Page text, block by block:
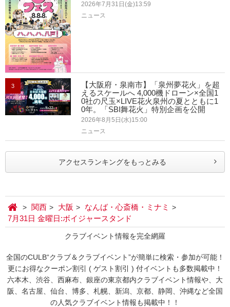
2026年7月31日(金)13:59
ニュース
3
【大阪府・泉南市】「泉州夢花火」を超
えるスケールへ 4,000機ドローン×全国1
0社の尺玉×LIVE花火泉州の夏とともに1
0年。「SBI舞花火」特別企画を公開
2026年8月5日(水)15:00
ニュース
アクセスランキングをもっとみる
関西 大阪
なんば・心斎橋・ミナミ
7月31日 金曜日:ボイジャースタンド
クラブイベント情報を完全網羅
全国のCULB“クラブ＆クラブイベント”が簡単に検索・参加が可能！
更にお得なクーポン割引 ( ゲスト割引 ) 付イベントも多数掲載中！
六本木、渋谷、西麻布、銀座の東京都内クラブイベント情報や、大
阪、名古屋、仙台、博多、札幌、新潟、京都、静岡、沖縄など全国
の人気クラブイベント情報も掲載中！！